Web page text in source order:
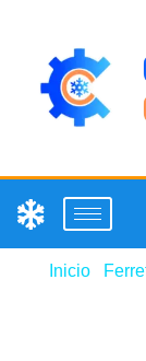
Inicio